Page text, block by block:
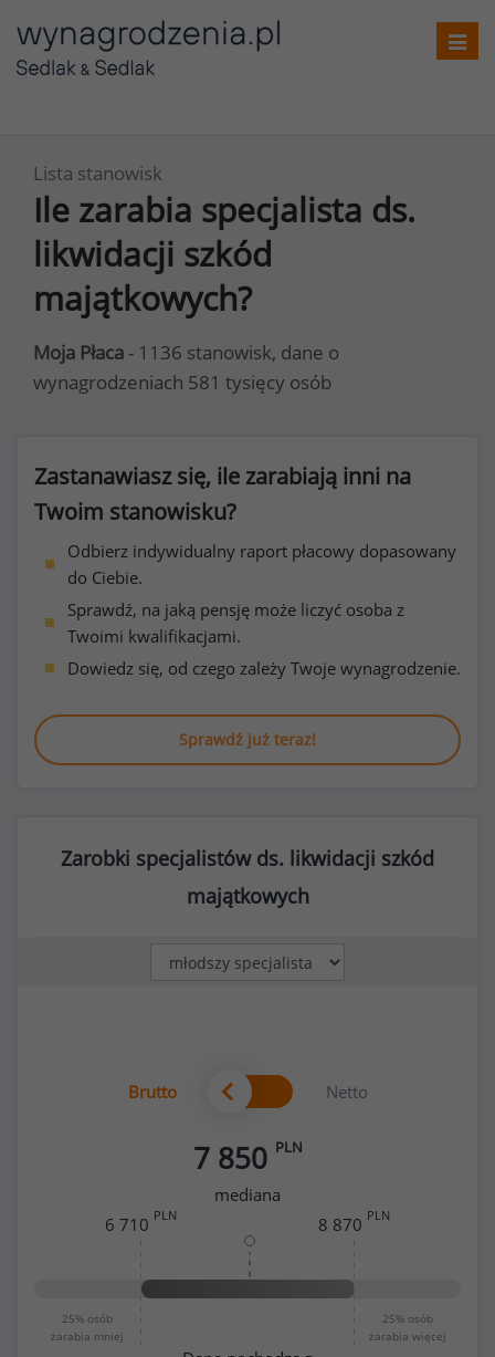
Lista stanowisk
Ile zarabia specjalista ds.
likwidacji szkód
majątkowych?
Moja Płaca - 1136 stanowisk, dane o
wynagrodzeniach 581 tysięcy osób
Zastanawiasz się, ile zarabiają inni na
Twoim stanowisku?
Odbierz indywidualny raport płacowy dopasowany
do Ciebie.
Sprawdź, na jaką pensję może liczyć osoba z
Twoimi kwalifikacjami.
Dowiedz się, od czego zależy Twoje wynagrodzenie.
Sprawdź już teraz!
Zarobki specjalistów ds. likwidacji szkód
majątkowych
Brutto Netto
7 850 PLN
mediana
25% osób
zarabia mniej
25% osób
zarabia więcej
6 710 PLN 8 870 PLN